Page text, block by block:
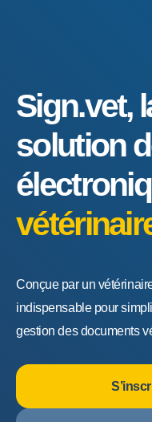
Sign.vet,
solution
Conçue par un
indispensable pour
gestion des documents